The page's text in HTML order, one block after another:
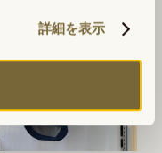
詳細を表示